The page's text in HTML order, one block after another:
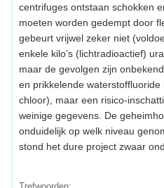
centrifuges ontstaan schokken
moeten worden gedempt door
gebeurt vrijwel zeker niet
enkele kilo’s (lichtradioactief)
maar de gevolgen zijn
en prikkelende
chloor), maar een risico-
weinige gegevens. De
onduidelijk op welk niveau
stond het dure project zwaar